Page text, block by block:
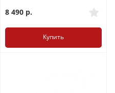
8 490 р.
Купить